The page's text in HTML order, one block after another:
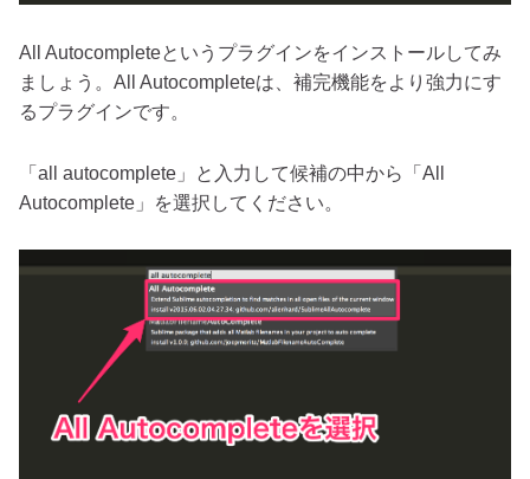
All Autocompleteというプラグインをインストールしてみ
ましょう。All Autocompleteは、補完機能をより強力にす
るプラグインです。
「all autocomplete」と入力して候補の中から「All
Autocomplete」を選択してください。